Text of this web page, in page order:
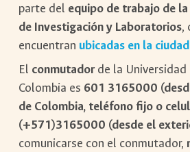
parte del equipo de trabajo de
de Investigación y Laboratorios,
encuentran ubicadas en la
El conmutador de la
Colombia es 601 3165000
de Colombia, teléfono fijo o
(+571)3165000 (desde el
comunicarse con el conmutador,